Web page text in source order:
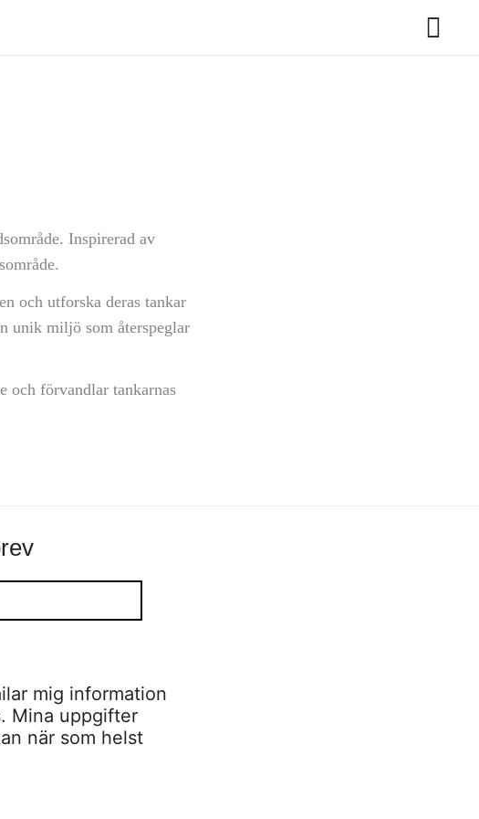
Inspirerad av
och utforska deras tankar
unik miljö som återspeglar
och förvandlar tankarnas
mig information
Mina uppgifter
när som helst